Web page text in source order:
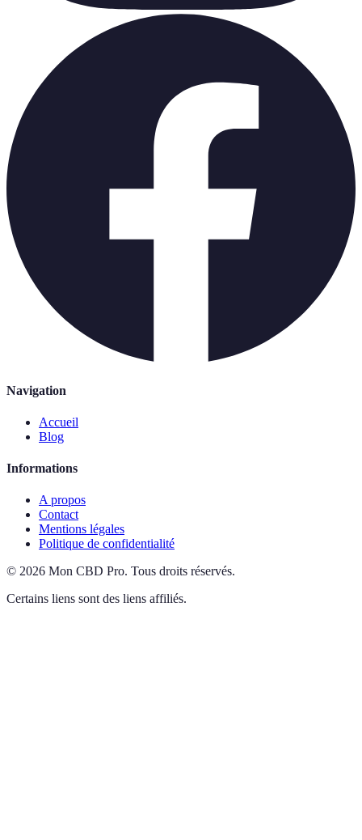
Navigation
Accueil
Blog
Informations
A propos
Contact
Mentions légales
Politique de confidentialité
© 2026 Mon CBD Pro. Tous droits réservés.
Certains liens sont des liens affiliés.